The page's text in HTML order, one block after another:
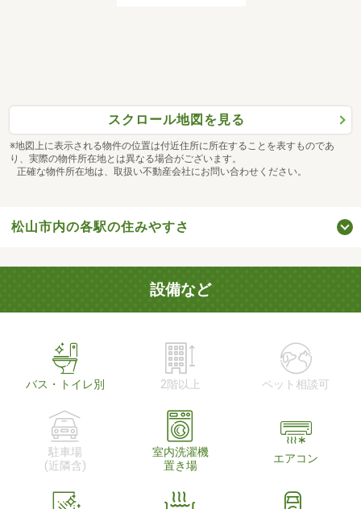
スクロール地図を見る
※地図上に表示される物件の位置は付近住所に所在することを表すものであ
り、実際の物件所在地とは異なる場合がございます。
正確な物件所在地は、取扱い不動産会社にお問い合わせください。
松山市内の各駅の住みやすさ
設備など
バス・トイレ別 2階以上 ペット相談可
駐車場
(近隣含)
室内洗濯機
置き場
エアコン